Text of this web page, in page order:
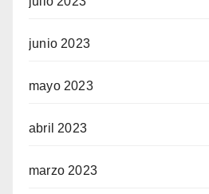
junio 2023
mayo 2023
abril 2023
marzo 2023